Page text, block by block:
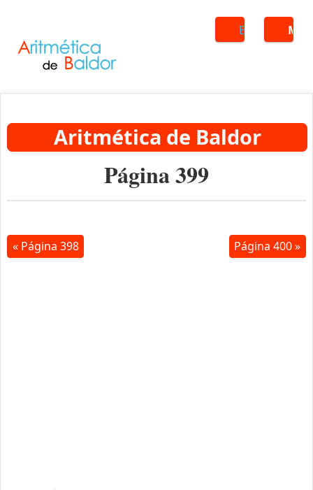
Buscar
Aritmética de Baldor
Página 399
« Página 398 Página 400 »